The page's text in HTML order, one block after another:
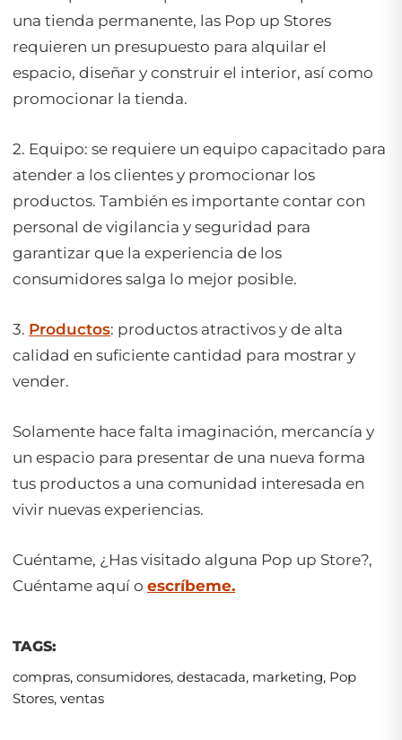
una tienda permanente, las Pop up Stores
requieren un presupuesto para alquilar el
espacio, diseñar y construir el interior, así como
promocionar la tienda.
2. Equipo: se requiere un equipo capacitado para
atender a los clientes y promocionar los
productos. También es importante contar con
personal de vigilancia y seguridad para
garantizar que la experiencia de los
consumidores salga lo mejor posible.
3. Productos: productos atractivos y de alta
calidad en suficiente cantidad para mostrar y
vender.
Solamente hace falta imaginación, mercancía y
un espacio para presentar de una nueva forma
tus productos a una comunidad interesada en
vivir nuevas experiencias.
Cuéntame, ¿Has visitado alguna Pop up Store?,
Cuéntame aquí o escríbeme.
TAGS:
compras, consumidores, destacada, marketing, Pop
Stores, ventas